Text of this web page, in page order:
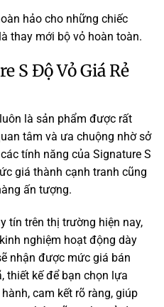
hảo cho những chiếc
thay mới bộ vỏ hoàn toàn.
S Độ Vỏ Giá Rẻ
là sản phẩm được rất
tâm và ưa chuộng nhờ sở
tính năng của Signature S
giá thành cạnh tranh cũng
ấn tượng.
tín trên thị trường hiện nay,
nghiệm hoạt động dày
nhận được mức giá bán
thiết kế để bạn chọn lựa
cam kết rõ ràng, giúp